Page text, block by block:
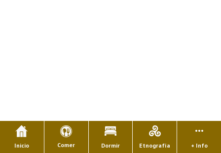
Inicio Comer Dormir Etnografía + Info